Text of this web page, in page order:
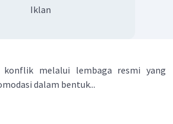
Iklan
konflik melalui lembaga resmi yang
dalam bentuk...